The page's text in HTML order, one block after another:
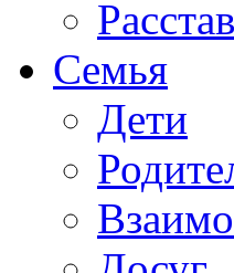
Семья
Дети